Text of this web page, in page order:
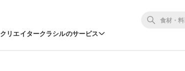
クリエイタークラシルのサービス